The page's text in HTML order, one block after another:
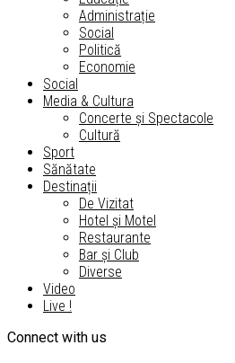
Administrație
Social
Politică
Economie
Social
Media & Cultura
Concerte și Spectacole
Cultură
Sport
Sănătate
Destinații
De Vizitat
Hotel și Motel
Restaurante
Bar și Club
Diverse
Video
Live !
Connect with us